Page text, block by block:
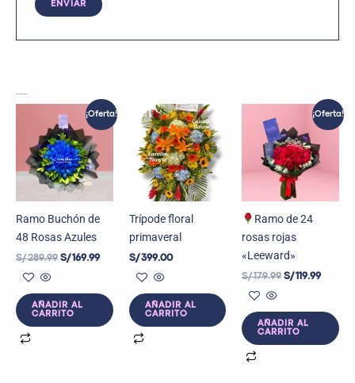
¡Oferta!
Ramo Buchón de
48 Rosas Azules
S/289.99
precio
original
era:
S/ 289.99.
S/169.99
precio
S/ 169.99.
AÑADIR AL
CARRITO
Trípode floral
primaveral
S/399.00
AÑADIR AL
CARRITO
¡Oferta!
Ramo de 24
rosas rojas
«Leeward»
S/179.99
precio
original
era:
S/ 179.99.
S/119.99
El
precio
AÑADIR AL
CARRITO